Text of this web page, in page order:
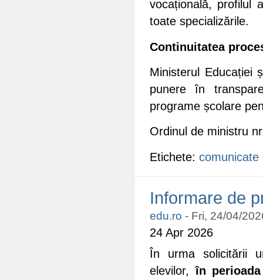
vocațională, profilul
toate specializările.
Continuitatea
Ministerul Educației
punere în
programe școlare
Ordinul de ministru
Etichete: comunicate
Informare de
edu.ro - Fri, 24/04/
24 Apr 2026
În urma solicitării
elevilor, în